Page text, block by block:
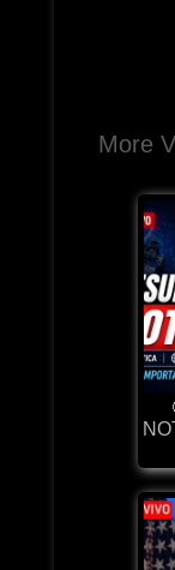
More